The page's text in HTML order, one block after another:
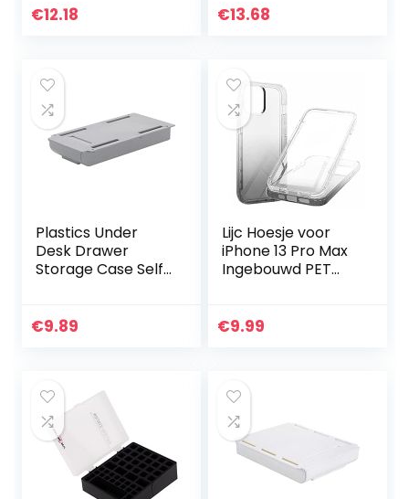
Organizing with
€12.18
verschillende
€13.68
Plastics Under
Desk Drawer
Storage Case Self-
Organizing with
€9.89
Lijc Hoesje voor
iPhone 13 Pro Max
Ingebouwd PET
360°Volledige
€9.99